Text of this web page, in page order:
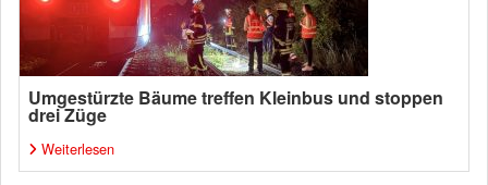
Umgestürzte Bäume treffen Kleinbus und stoppen
drei Züge
Weiterlesen